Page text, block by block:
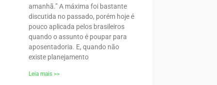
amanhã.” A máxima foi bastante
discutida no passado, porém hoje é
pouco aplicada pelos brasileiros
quando o assunto é poupar para
aposentadoria. E, quando não
existe planejamento
Leia mais >>